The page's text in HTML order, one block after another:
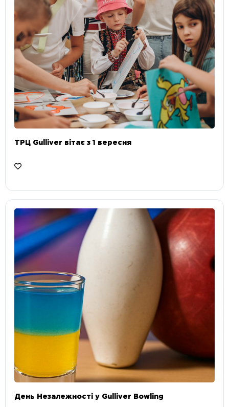
ТРЦ Gulliver вітає з 1 вересня
День Незалежності у Gulliver Bowling